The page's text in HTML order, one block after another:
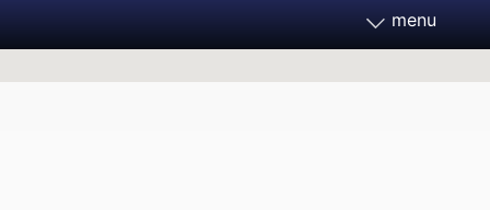
menu